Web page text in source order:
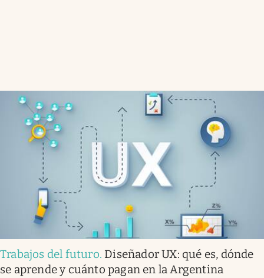
Trabajos del futuro. Diseñador UX: qué es, dónde
se aprende y cuánto pagan en la Argentina